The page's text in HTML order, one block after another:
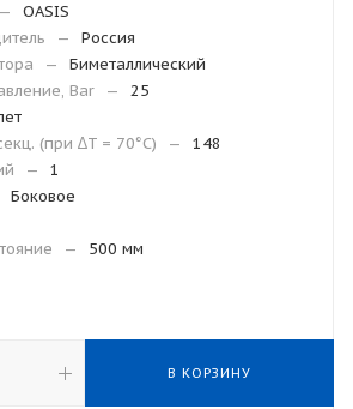
—
OASIS
—
Россия
—
Биметаллический
Bar
—
25
(при ∆T = 70°C)
—
148
—
1
Боковое
— 500 мм
В КОРЗИНУ